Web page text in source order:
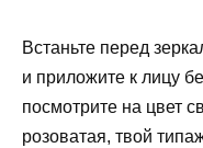
Встаньте перед
и приложите к лицу
посмотрите на цвет
розоватая, твой